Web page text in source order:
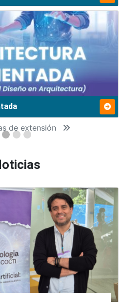
de extensión